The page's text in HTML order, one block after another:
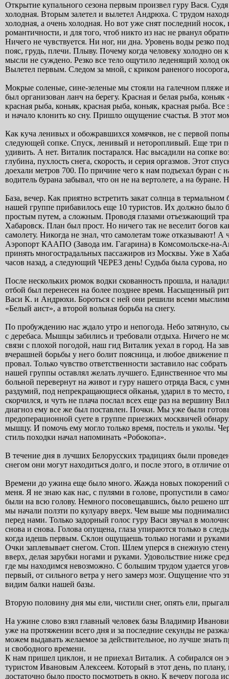
Открытие купального сезона первым произвел гуру Вася.
холодная. Вторым залетел и вылетел Андрюха. С трудом
холодная, а очень холодная. Но вот уже снят последний
романтичности, и для того, чтоб никто из нас не рванул
Ничего не чувствуется. Ни ног, ни дна. Уровень воды резко
пояс, грудь, плечи. Плыву. Почему когда человеку холодно он
мысли не суждено. Резко все тело ощутило леденящий холод
Вылетел первым. Следом за мной, с криком раненого
Мокрые соленые, сине-зеленые мы стояли на галечном пляже
был организован ланч на берегу. Красная и белая рыба,
красная рыба, коньяк, красная рыба, коньяк, красная рыба.
и начало клонить ко сну. Пришло ощущение счастья. В этот
Как куча ленивых и обожравшихся хомячков, не с первой
следующей сопке. Спуск, ленивый и неторопливый. Еще три
удивить. А нет. Виталик постарался. Нас высадили на сопке
глубина, пухлость снега, скорость, и серия оргазмов. Этот
доехали метров 700. По причине чего к нам подъехал буран
водитель бурана забывал, что он не на вертолете, а на
База, вечер. Как приятно встретить закат солнца в
нашей группе прибавилось еще 10 туристов. Их должно было
простым путем, а сложным. Проводя глазами отъезжающий
Хабаровск. План был прост. Но ничего так не веселит богов
самолету. Никогда не знал, что самолетам тоже отказывают! А
Аэропорт КААПО (Завода им. Гагарина) в Комсомольске-на-
принять многострадальных пассажиров из Москвы. Уже в
часов назад, а следующий ЧЕРЕЗ день! Судьба была сурова, но
После нескольких рюмок водки скованность прошла, и
отбой был перенесен на более позднее время. Насыщенный
Васи К. и Андрюхи. Бороться с ней они решили всеми
«Белый аист», а второй вольная борьба на снегу.
По пробуждению нас ждало утро и непогода. Небо затянуло,
с деребаса. Мышцы забились и требовали отдыха. Ничего не
связи с плохой погодой, наш гид Виталик уехал в город. На
вчерашней борьбы у него болит поясница, и любое движение
провал. Только чувство ответственности заставило нас
нашей группы оставлял желать лучшего. Единственное что мы
больной перевернут на живот и гуру нашего отряда Вася, с
раздумий, под непрекращающиеся ойканья, ударил в то
скорчился, и чуть не плача послал всех еще раз на вершину
диагноз ему все же был поставлен. Почки. Мы уже были
предоперационной суете в группе приезжих москвичей
мышцу. И помочь ему могло только время, постель и уколы.
стиль походки начал напоминать «Робокопа».
В течение дня в лучших Белорусских традициях были
снегом они могут находиться долго, и после этого, в отличие
Времени до ужина еще было много. Жажда новых покорений
меня. Я не знаю как нас, с пулями в голове, пропустили в
были на всю голову. Немного посовещавшись, было решено
мы начали ползти по кулуару вверх. Чем выше мы
перед нами. Только задорный голос гуру Васи звучал в
снова и снова. Голова опущена, глаза упираются только в
когда идешь первым. Склон ощущаешь только ногами и
Очки заплевывает снегом. Стоп. Шлем уперся в снежную
вверх, делая зарубки ногами и руками. Удовольствие ниже
где мы находимся невозможно. С большим трудом удается
первый, от сильного ветра у него замерз мозг. Ощущение что
видим балки нашей базы.
Вторую половину дня мы ели, чистили снег, опять ели,
На ужине слово взял главный человек базы Владимир
уже на протяжении всего дня и за последние секунды не
можем выдавать желаемое за действительное, но лучше
и свободного времени.
К нам пришел циклон, и не приехал Виталик. А собирался он
туристом Ивановым Алексеем. Который в этот день, по плану,
достаточно было просто посмотреть в окно. К вечеру погода